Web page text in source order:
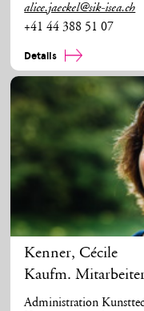
alice.jaeckel@sik-isea.ch
+41 44 388 51 07
Details
Kenner,Cécile
Kaufm.
Administration